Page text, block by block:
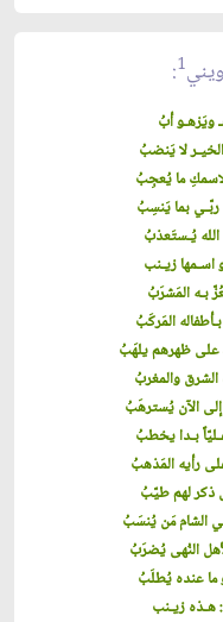
1
:
ويَزهـو أبُ
لا يَنضبُ
ما يُعجِبُ
بما يَنسِبُ
الله يُـستَعذبُ
اسـمها زيـنب
بـه المَشرَبُ
المَركَبُ
ظهرهم يلهَبُ
والمغربُ
الآن يُسترهَبُ
بـدا يخطبُ
رأيه المَذهبُ
ذكر لهم طيّبُ
الشام مَن يُنسَبُ
النُهى يُضرَبُ
ما عنده يُطلَبُ
هـذه زيـنب